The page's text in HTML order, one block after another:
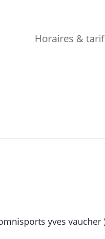
Horaires &
yves vaucher